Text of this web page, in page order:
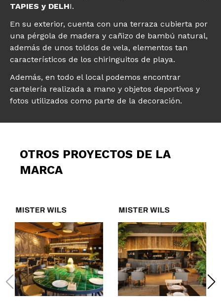
TAPIES y DELHI.
En su exterior, cuenta con una terraza cubierta por
una pérgola de madera y cañizo de bambú natural,
además de unos toldos de vela, elementos tan
característicos de los chiringuitos de playa.
Además, en todo el local podemos encontrar
cartelería realizada a mano y objetos deportivos y
fotos utilizados como parte de la decoración.
OTROS PROYECTOS DE LA
MARCA